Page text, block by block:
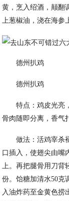
黄，烹入绍酒，颠翻
上葱椒油，浇在海参
德州扒鸡
德州扒鸡
特点：鸡皮光亮
骨肉随即分离，香气
做法：活鸡宰杀
口插入，使翅尖由嘴
上。再把腿骨用刀背
份。饴糖加清水50克
入油炸药至金黄色捞